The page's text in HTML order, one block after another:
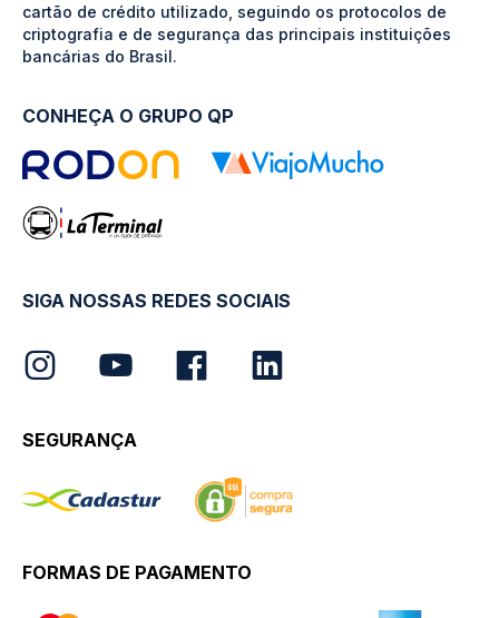
cartão de crédito utilizado, seguindo os protocolos de
criptografia e de segurança das principais instituições
bancárias do Brasil.
CONHEÇA O GRUPO QP
SIGA NOSSAS REDES SOCIAIS
SEGURANÇA
FORMAS DE PAGAMENTO